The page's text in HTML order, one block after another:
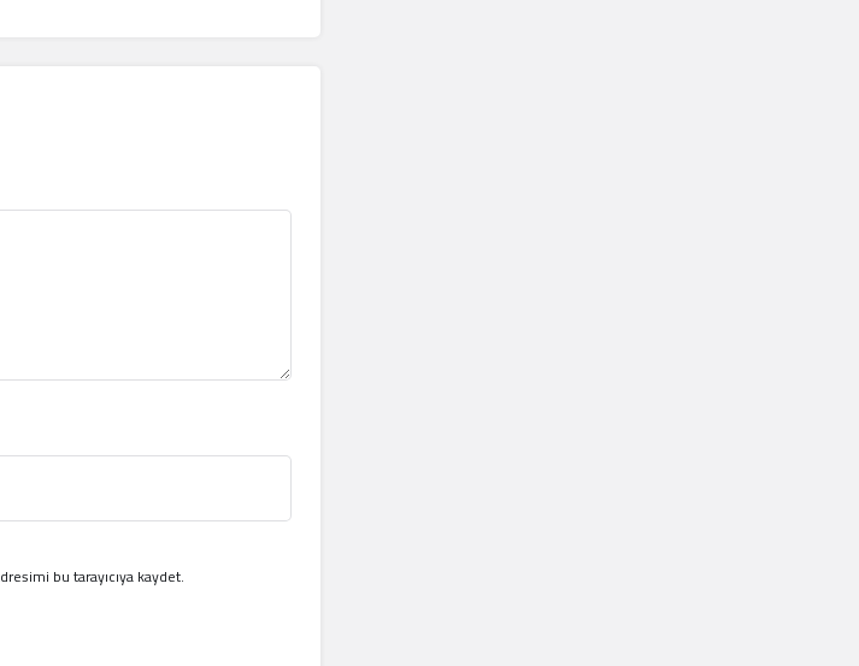
bu tarayıcıya kaydet.